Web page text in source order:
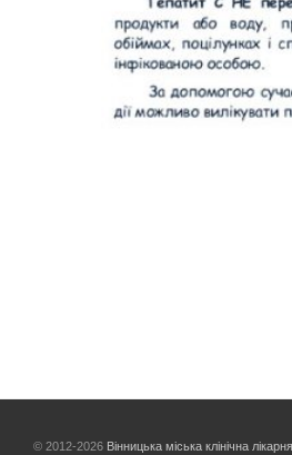
© 2012-2026 Вінницька міська клінічна